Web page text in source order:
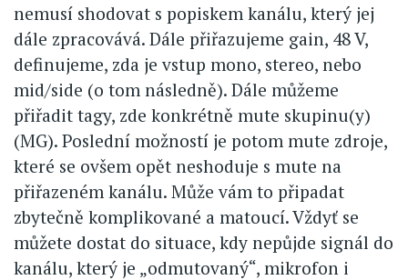
nemusí shodovat s popiskem kanálu, který jej
dále zpracovává. Dále přiřazujeme gain, 48 V,
definujeme, zda je vstup mono, stereo, nebo
mid/side (o tom následně). Dále můžeme
přiřadit tagy, zde konkrétně mute skupinu(y)
(MG). Poslední možností je potom mute zdroje,
které se ovšem opět neshoduje s mute na
přiřazeném kanálu. Může vám to připadat
zbytečně komplikované a matoucí. Vždyť se
můžete dostat do situace, kdy nepůjde signál do
kanálu, který je „odmutovaný“, mikrofon i